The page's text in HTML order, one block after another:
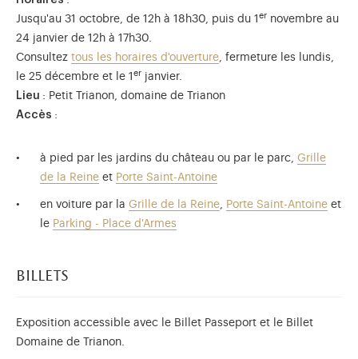
Jusqu'au 31 octobre, de 12h à 18h30, puis du 1 er novembre au
24 janvier de 12h à 17h30.
Consultez tous les horaires d'ouverture, fermeture les lundis,
le 25 décembre et le 1 er janvier.
Lieu : Petit Trianon, domaine de Trianon
Accès :
à pied par les jardins du château ou par le parc, Grille
de la Reine et Porte Saint-Antoine
en voiture par la Grille de la Reine, Porte Saint-Antoine et
le Parking - Place d'Armes
billets
Exposition accessible avec le Billet Passeport et le Billet
Domaine de Trianon.